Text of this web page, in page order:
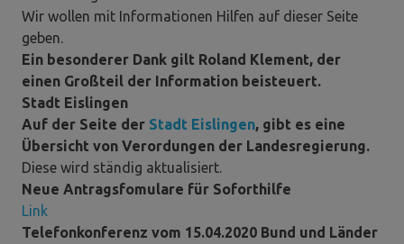
Wir wollen mit Informationen Hilfen auf dieser Seite
geben.
Ein besonderer Dank gilt Roland Klement, der
einen Großteil der Information beisteuert.
Stadt Eislingen
Auf der Seite der Stadt Eislingen, gibt es eine
Übersicht von Verordungen der Landesregierung.
Diese wird ständig aktualisiert.
Neue Antragsfomulare für Soforthilfe
Link
Telefonkonferenz vom 15.04.2020 Bund und Länder